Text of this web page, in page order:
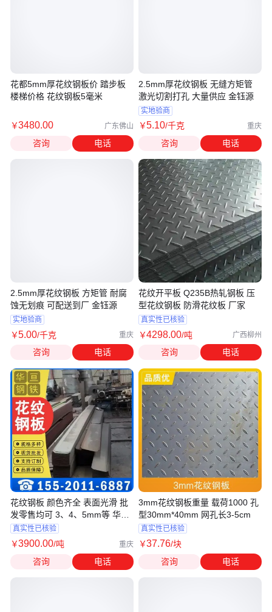
花都5mm厚花纹钢板价 踏步板
楼梯价格 花纹钢板5毫米
￥3480.00 广东佛山
咨询 电话
2.5mm厚花纹钢板 方矩管 耐腐
蚀无划痕 可配送到厂 金钰源
实地验商
￥5.00/千克 重庆
咨询 电话
花纹钢板 颜色齐全 表面光滑 批
发零售均可 3、4、5mm等 华亘
钢铁
真实性已核验
￥3900.00/吨 重庆
咨询 电话
2.5mm厚花纹钢板 无缝方矩管
激光切割打孔 大量供应 金钰源
实地验商
￥5.10/千克 重庆
咨询 电话
花纹开平板 Q235B热轧钢板 压
型花纹钢板 防滑花纹板 厂家
真实性已核验
￥4298.00/吨 广西柳州
咨询 电话
3mm花纹钢板重量 载荷1000 孔
型30mm*40mm 网孔长3-5cm
真实性已核验
￥37.76/块
咨询
电话